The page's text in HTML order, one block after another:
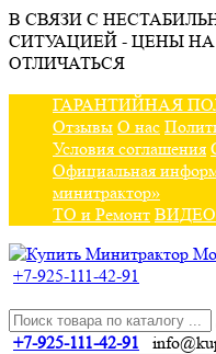
В СВЯЗИ С
СИТУАЦИЕЙ - ЦЕНЫ
ОТЛИЧАТЬСЯ
ГАРАНТИЙНАЯ
Отзывы О нас
Условия соглашения
Официальная
минитрактор»
ТО и Ремонт ВИДЕО
+7-925-111-42-91
+7-925-111-42-91